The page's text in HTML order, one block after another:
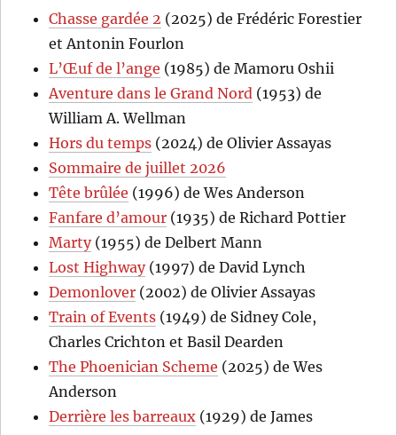
Chasse gardée 2 (2025) de Frédéric Forestier
et Antonin Fourlon
L’Œuf de l’ange (1985) de Mamoru Oshii
Aventure dans le Grand Nord (1953) de
William A. Wellman
Hors du temps (2024) de Olivier Assayas
Sommaire de juillet 2026
Tête brûlée (1996) de Wes Anderson
Fanfare d’amour (1935) de Richard Pottier
Marty(1955) de Delbert Mann
Lost Highway(1997) de David Lynch
Demonlover (2002) de Olivier Assayas
Train of Events (1949) de Sidney Cole,
Charles Crichton et Basil Dearden
The Phoenician Scheme (2025) de Wes
Anderson
Derrière les barreaux (1929) de James